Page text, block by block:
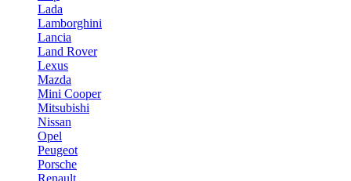
Lada
Lamborghini
Lancia
Land Rover
Lexus
Mazda
Mini Cooper
Mitsubishi
Nissan
Opel
Peugeot
Porsche
Renault